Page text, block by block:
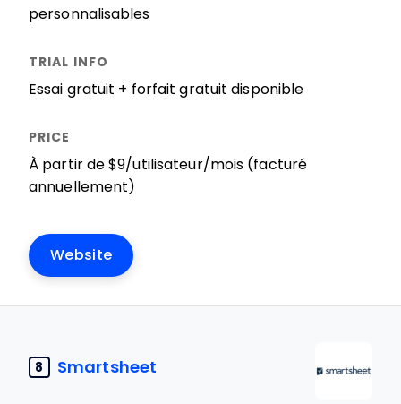
personnalisables
Essai gratuit + forfait gratuit disponible
À partir de $9/utilisateur/mois (facturé
annuellement)
Website
8 Smartsheet